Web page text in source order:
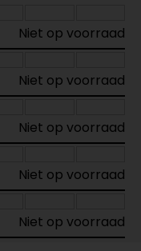
Niet op voorraad
Niet op voorraad
Niet op voorraad
Niet op voorraad
Niet op voorraad